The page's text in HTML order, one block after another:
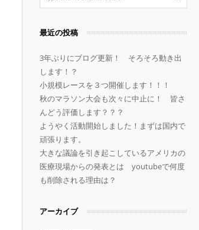
最近の投稿
3年ぶりにブログ更新！ そろそろ動き出
します！？
小規模レースを３つ開催します！！！
秋のマラソン大会も次々に中止に！ 皆さ
んどう評価します？？？
ようやく活動開始しました！まずは国内で
頑張ります。
大きな議論を引き起こしているアメリカの
医療現場からの発表とは youtubeで何度
も削除される理由は？
アーカイブ